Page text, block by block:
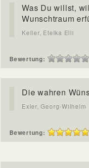
Was Du willst,
Wunschtraum
Keller, Etelka Elli
Bewertung:
Die wahren
Exler, Georg-Wilhelm
Bewertung: